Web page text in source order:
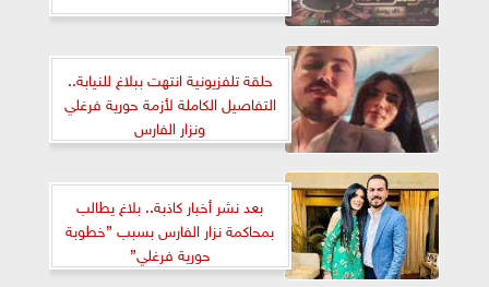
حلقة تلفزيونية انتهت ببلاغ للنيابة..
التفاصيل الكاملة لأزمة حورية فرغلي
ونزار الفارس
بعد نشر أخبار كاذبة.. بلاغ يطالب
بمحاكمة نزار الفارس بسبب ”خطوبة
حورية فرغلي”